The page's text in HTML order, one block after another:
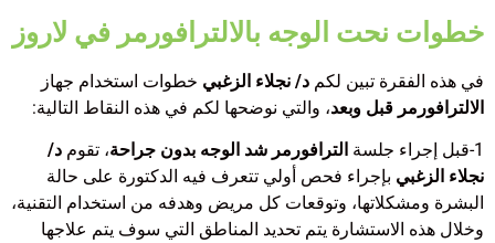
خطوات نحت الوجه بالالترافورمر في لاروز
في هذه الفقرة تبين لكم د/ نجلاء الزغبي خطوات استخدام جهاز
الالترافورمر قبل وبعد، والتي نوضحها لكم في هذه النقاط التالية:
1-قبل إجراء جلسة الترافورمر شد الوجه بدون جراحة، تقوم د/
نجلاء الزغبي بإجراء فحص أولي تتعرف فيه الدكتورة على حالة
البشرة ومشكلاتها، وتوقعات كل مريض وهدفه من استخدام التقنية،
وخلال هذه الاستشارة يتم تحديد المناطق التي سوف يتم علاجها